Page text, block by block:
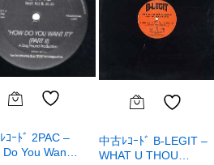
ｺｰﾄﾞ 2PAC –
Do You Wan…
中古ﾚｺｰﾄﾞ B-LEGIT –
WHAT U THOU…